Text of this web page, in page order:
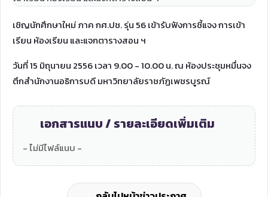
เชิญนักศึกษาใหม่ ภาค กศ.ปช. รุ่น 56 เข้ารับฟังการชี้แจง การเข้า
เรียน ห้องเรียน และแจกตารางสอน ฯ
วันที่ 15 มิถุนายน 2556 เวลา 9.00 - 10.00 น. ณ ห้องประชุมหมื่นจง
ตึกสำนักงานอธิการบดี มหาวิทยาลัยราชภัฏเพชรบูรณ์
เอกสารแนบ / รายละเอียดเพิ่มเติม
- ไม่มีไฟล์แนบ -